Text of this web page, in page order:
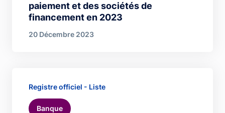
paiement et des sociétés de
financement en 2023
20 Décembre 2023
Registre officiel - Liste
Banque